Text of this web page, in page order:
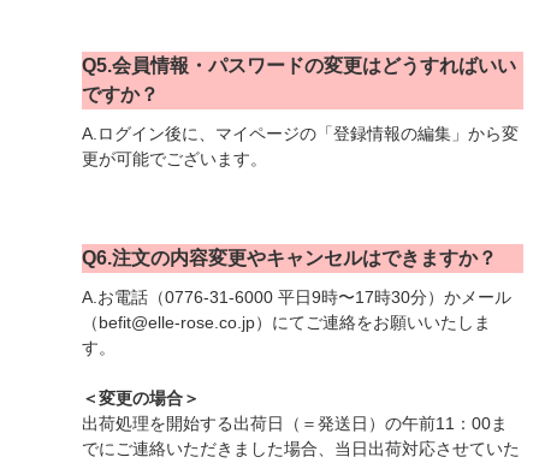
Q5.会員情報・パスワードの変更はどうすればいい
ですか？
A.ログイン後に、マイページの「登録情報の編集」から変
更が可能でございます。
Q6.注文の内容変更やキャンセルはできますか？
A.お電話（0776-31-6000 平日9時〜17時30分）かメール
（befit@elle-rose.co.jp）にてご連絡をお願いいたしま
す。
＜変更の場合＞
出荷処理を開始する出荷日（＝発送日）の午前11：00ま
でにご連絡いただきました場合、当日出荷対応させていた